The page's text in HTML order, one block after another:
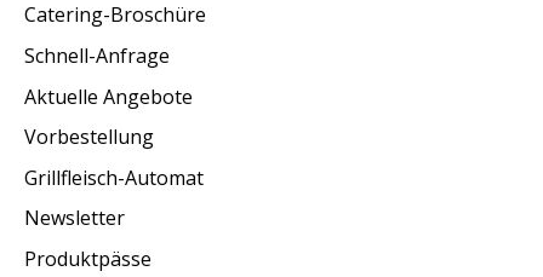
Catering-Broschüre
Schnell-Anfrage
Aktuelle Angebote
Vorbestellung
Grillfleisch-Automat
Newsletter
Produktpässe